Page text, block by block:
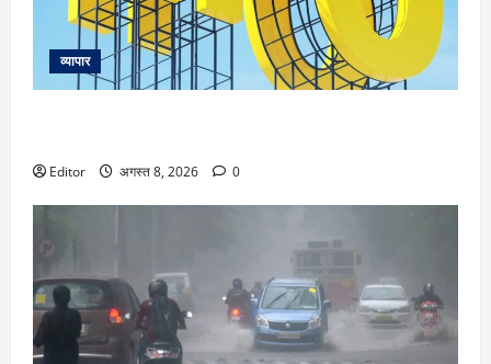
व्यापार
Editor अगस्त 8, 2026 0